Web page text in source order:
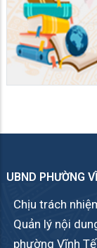
UBND PHƯỜNG
Chịu trách
Quản lý nội
phường Vĩnh Tế